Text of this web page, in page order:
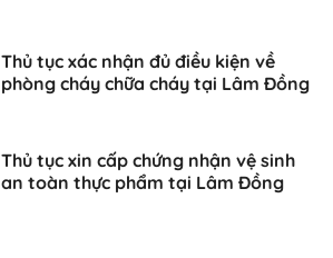
Thủ tục xác nhận đủ điều kiện về
phòng cháy chữa cháy tại Lâm Đồng
Thủ tục xin cấp chứng nhận vệ sinh
an toàn thực phẩm tại Lâm Đồng